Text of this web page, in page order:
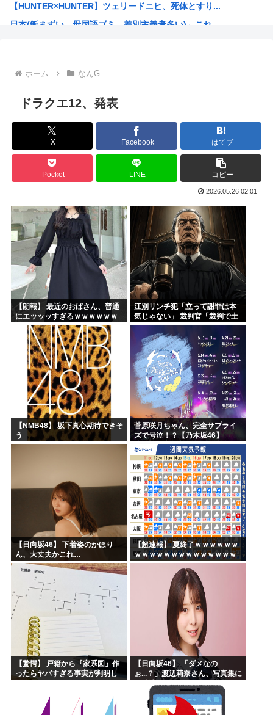
【動画像】ミス東大が可愛いと話題に
【HUNTER×HUNTER】ツェリードニヒ、死体とすり...
日本(飯まずい、母国語ゴミ、差別主義者多い)←これ
小野田紀美大臣「憲法で定められた国民の義務は【勤労・納税...
「(玉城デニー知事は)極左暴力集団が全部支えている」大浜...
城内経財相「高市政権の責任ある積極財政は円高圧力」
人気アニメのオープニングに有名アーティストって
海外の反応：八村塁「誰が何と言おうと僕は日本人」
高市早苗、自分のテーブルにだけ花や飾りで別格アピールww...
海外「日本人は何に使ってるんだ？」 世界的ブームの日本の...
韓国人「台風が上陸した国はこんな状況になりました」
漫画が読めなくなった
小泉進次郎、アメリカ人の日本人レ●プ事件に「コメントは控...
もはや参政党一択って感じだけど異論ある？
初めて荒川先生の漫画読んだ
ホーム なんG
ドラクエ12、発表
X Facebook はてブ
Pocket LINE コピー
2026.05.26 02:01
【朗報】 最近のおばさん、普通
にエッッッすぎるｗｗｗｗｗｗ
ｗｗｗｗ
江別リンチ犯「立って謝罪は本
気じゃない」 裁判官「裁判で土
下座してないキミは本気じゃな
いな」
【NMB48】 坂下真心期待できそ
う
菅原咲月ちゃん、完全サプライ
ズで号泣！？【乃木坂46】
【日向坂46】 下着姿のかほり
ん、大丈夫かこれ…
【超速報】 夏終了ｗｗｗｗｗｗ
ｗｗｗｗｗｗｗｗｗｗｗｗｗｗ
ｗｗｗｗｗｗｗｗｗｗｗｗｗｗ
ｗｗｗｗｗｗ
【驚愕】 戸籍から『家系図』作
ったらヤバすぎる事実が判明し
【日向坂46】 「ダメなの
ぉ...？」渡辺莉奈さん、写真集に